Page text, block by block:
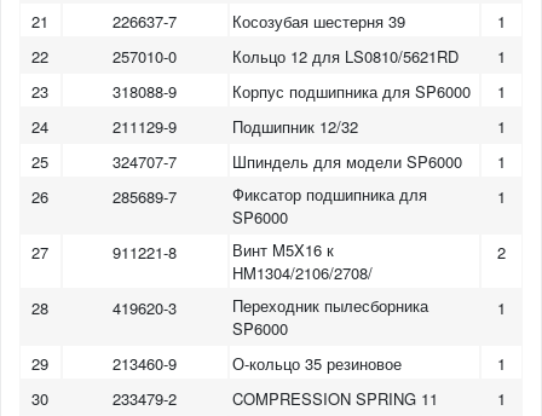
21
226637-7 Косозубая шестерня 39
1
22
257010-0 Кольцо 12 для LS0810/5621RD
1
23
318088-9 Корпус подшипника для SP6000
1
24
211129-9 Подшипник 12/32
1
25
324707-7 Шпиндель для модели SP6000
1
26
285689-7
Фиксатор подшипника для
SP6000
1
27 911221-8
Винт M5X16 к
HM1304/2106/2708/
2
28 419620-3
Переходник пылесборника
SP6000
1
29 213460-9 О-кольцо 35 резиновое
1
30
233479-2 COMPRESSION SPRING 11
1